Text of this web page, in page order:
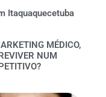
Itaquaquecetuba
MÉDICO,
NUM